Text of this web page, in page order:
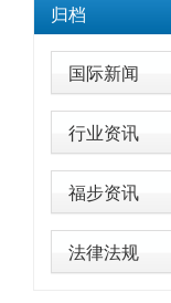
归档
国际新闻
行业资讯
福步资讯
法律法规